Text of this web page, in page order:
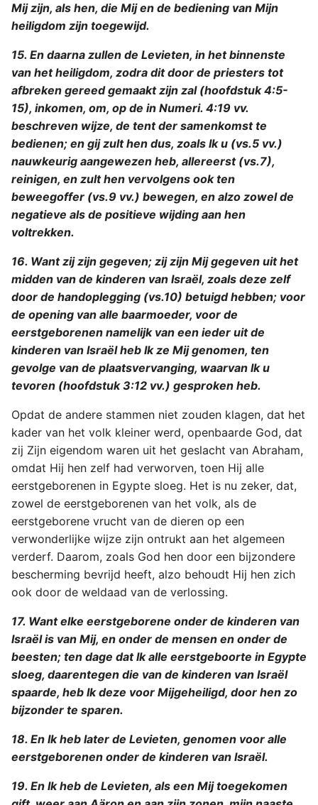
Mij zijn, als hen, die Mij en de bediening van Mijn
heiligdom zijn toegewijd.
15. En daarna zullen de Levieten, in het binnenste
van het heiligdom, zodra dit door de priesters tot
afbreken gereed gemaakt zijn zal (hoofdstuk 4:5-
15), inkomen, om, op de in Numeri. 4:19 vv.
beschreven wijze, de tent der samenkomst te
bedienen; en gij zult hen dus, zoals Ik u (vs.5 vv.)
nauwkeurig aangewezen heb, allereerst (vs.7),
reinigen, en zult hen vervolgens ook ten
beweegoffer (vs.9 vv.) bewegen, en alzo zowel de
negatieve als de positieve wijding aan hen
voltrekken.
16. Want zij zijn gegeven; zij zijn Mij gegeven uit het
midden van de kinderen van Israël, zoals deze zelf
door de handoplegging (vs.10) betuigd hebben; voor
de opening van alle baarmoeder, voor de
eerstgeborenen namelijk van een ieder uit de
kinderen van Israël heb Ik ze Mij genomen, ten
gevolge van de plaatsvervanging, waarvan Ik u
tevoren (hoofdstuk 3:12 vv.) gesproken heb.
Opdat de andere stammen niet zouden klagen, dat het
kader van het volk kleiner werd, openbaarde God, dat
zij Zijn eigendom waren uit het geslacht van Abraham,
omdat Hij hen zelf had verworven, toen Hij alle
eerstgeborenen in Egypte sloeg. Het is nu zeker, dat,
zowel de eerstgeborenen van het volk, als de
eerstgeborene vrucht van de dieren op een
verwonderlijke wijze zijn ontrukt aan het algemeen
verderf. Daarom, zoals God hen door een bijzondere
bescherming bevrijd heeft, alzo behoudt Hij hen zich
ook door de weldaad van de verlossing.
17. Want elke eerstgeborene onder de kinderen van
Israël is van Mij, en onder de mensen en onder de
beesten; ten dage dat Ik alle eerstgeboorte in Egypte
sloeg, daarentegen die van de kinderen van Israël
spaarde, heb Ik deze voor Mijgeheiligd, door hen zo
bijzonder te sparen.
18. En Ik heb later de Levieten, genomen voor alle
eerstgeborenen onder de kinderen van Israël.
19. En Ik heb de Levieten, als een Mij toegekomen